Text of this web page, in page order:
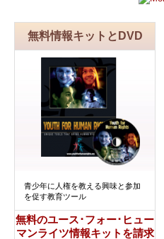
無料情報キットとDVD
青少年に人権を教える興味と参加
を促す教育ツール
無料のユース･フォー･ヒュー
マンライツ情報キットを請求